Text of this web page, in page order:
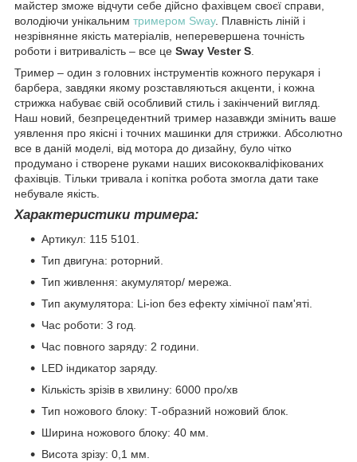
майстер зможе відчути себе дійсно фахівцем своєї справи,
володіючи унікальним тримером Sway. Плавність ліній і
незрівнянне якість матеріалів, неперевершена точність
роботи і витривалість – все це Sway Vester S.
Тример – один з головних інструментів кожного перукаря і
барбера, завдяки якому розставляються акценти, і кожна
стрижка набуває свій особливий стиль і закінчений вигляд.
Наш новий, безпрецедентний тример назавжди змінить ваше
уявлення про якісні і точних машинки для стрижки. Абсолютно
все в даній моделі, від мотора до дизайну, було чітко
продумано і створене руками наших висококваліфікованих
фахівців. Тільки тривала і копітка робота змогла дати таке
небувале якість.
Характеристики тримера:
Артикул: 115 5101.
Тип двигуна: роторний.
Тип живлення: акумулятор/ мережа.
Тип акумулятора: Li-ion без ефекту хімічної пам'яті.
Час роботи: 3 год.
Час повного заряду: 2 години.
LED індикатор заряду.
Кількість зрізів в хвилину: 6000 про/хв
Тип ножового блоку: Т-образний ножовий блок.
Ширина ножового блоку: 40 мм.
Висота зрізу: 0,1 мм.